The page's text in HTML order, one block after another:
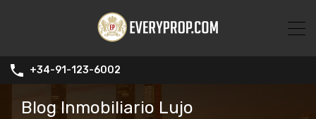
+34-91-123-6002
Blog Inmobiliario Lujo